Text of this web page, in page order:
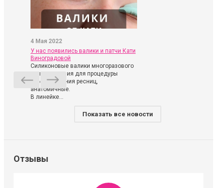
4 Мая 2022
У нас появились валики и патчи Кати
Виноградовой
Силиконовые валики многоразового
использования для процедуры
ламинирования ресниц,
анатомичные.
В линейке...
Показать все новости
Отзывы